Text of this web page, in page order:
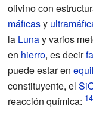
olivino con
máficasy
la Lunay varios
en hierro, es decir
puede estar en
constituyente, el
reacción química: